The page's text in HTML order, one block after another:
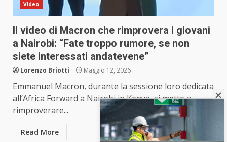
Video
Il video di Macron che rimprovera i giovani
a Nairobi: “Fate troppo rumore, se non
siete interessati andatevene”
Lorenzo Briotti Maggio 12, 2026
Emmanuel Macron, durante la sessione loro dedicata
all’Africa Forward a Nairobi in Kenya, si mette a
rimproverare...
Read More